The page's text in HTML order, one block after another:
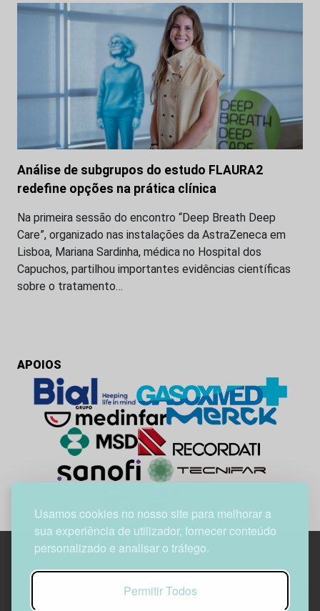
Usamos cookies no nosso site para melhorar a
sua experiência de utilizador, fornecer conteúdo
personalizado e analisar o tráfego.
Permitir Todos
Análise de subgrupos do estudo FLAURA2
redefine opções na prática clínica
Na primeira sessão do encontro “Deep Breath Deep
Care”, organizado nas instalações da AstraZeneca em
Lisboa, Mariana Sardinha, médica no Hospital dos
Capuchos, partilhou importantes evidências científicas
sobre o tratamento…
APOIOS
Edif. Lisboa Oriente | Av. Infante D. Henrique, n.º 333H, esc.